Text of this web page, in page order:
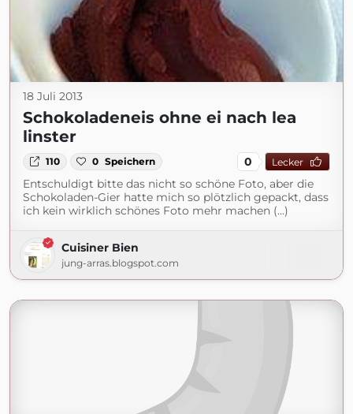
18 Juli 2013
Schokoladeneis ohne ei nach lea
linster
110 0 Speichern 0 Lecker
Entschuldigt bitte das nicht so schöne Foto, aber die
Schokoladen-Gier hatte mich so plötzlich gepackt, dass
ich kein wirklich schönes Foto mehr machen (...)
Cuisiner Bien
jung-arras.blogspot.com